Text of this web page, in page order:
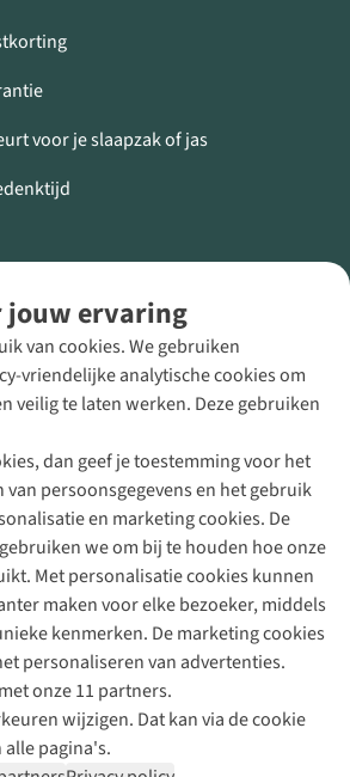
jouw ervaring
van cookies. We gebruiken
vriendelijke analytische cookies om
veilig te laten werken. Deze gebruiken
dan geef je toestemming voor het
van persoonsgegevens en het gebruik
en marketing cookies. De
we om bij te houden hoe onze
Met personalisatie cookies kunnen
maken voor elke bezoeker, middels
kenmerken. De marketing cookies
personaliseren van advertenties.
onze 11 partners.
wijzigen. Dat kan via de cookie
pagina's.
voor je slaapzak of jas
een Buitenexpert
88